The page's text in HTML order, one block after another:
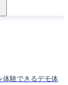
体験できるデモ体